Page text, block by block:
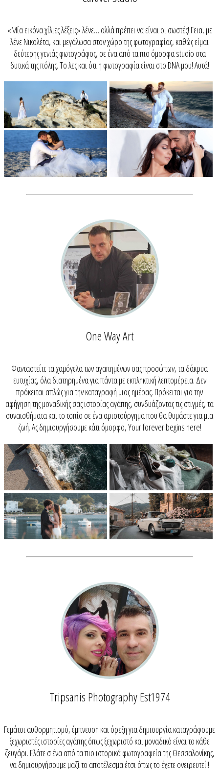
«Μία εικόνα χίλιες λέξεις» λένε… αλλά πρέπει να είναι οι σωστές! Γεια, με
λένε Νικολέτα, και μεγάλωσα στον χώρο της φωτογραφίας, καθώς είμαι
δεύτερης γενιάς φωτογράφος, σε ένα από τα πιο όμορφα studio στα
δυτικά της πόλης. Το λες και ότι η φωτογραφία είναι στο DNA μου! Αυτά!
One Way Art
Φανταστείτε τα χαμόγελα των αγαπημένων σας προσώπων, τα δάκρυα
ευτυχίας, όλα διατηρημένα για πάντα με εκπληκτική λεπτομέρεια. Δεν
πρόκειται απλώς για την καταγραφή μιας ημέρας. Πρόκειται για την
αφήγηση της μοναδικής σας ιστορίας αγάπης, συνδυάζοντας τις στιγμές, τα
συναισθήματα και το τοπίο σε ένα αριστούργημα που θα θυμάστε για μια
ζωή. Aς δημιουργήσουμε κάτι όμορφο, Your forever begins here!
Tripsanis Photography Est1974
Γεμάτοι αυθορμητισμό, έμπνευση και όρεξη για δημιουργία καταγράφουμε
ξεχωριστές ιστορίες αγάπης όπως ξεχωριστό και μοναδικό είναι το κάθε
ζευγάρι. Ελάτε σ ένα από τα πιο ιστορικά φωτογραφεία της Θεσσαλονίκης,
να δημιουργήσουμε μαζί το αποτέλεσμα έτσι όπως το έχετε ονειρευτεί!!